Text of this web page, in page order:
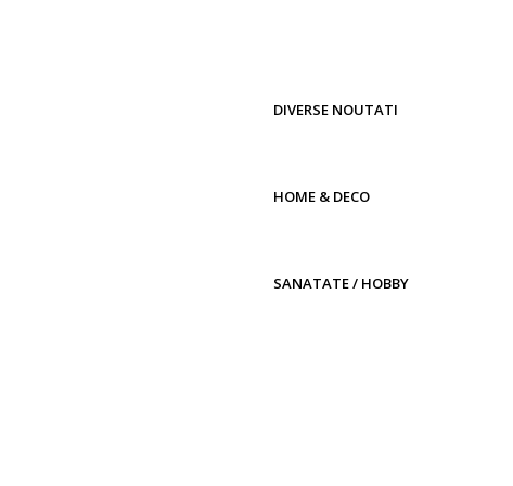
DIVERSE NOUTATI
HOME & DECO
SANATATE / HOBBY